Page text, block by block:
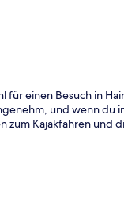
einen Besuch in
und wenn du
Kajakfahren und